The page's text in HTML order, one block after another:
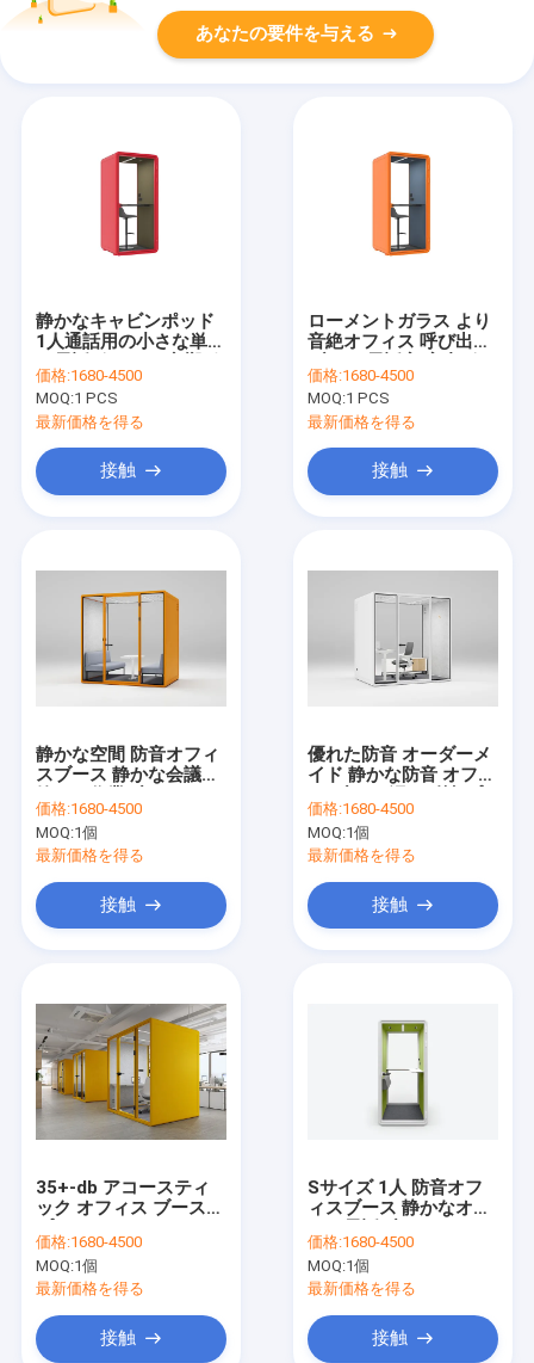
製品
ビデオ
VRショー
品質管理
連絡 ください
あなたの要件を与える
静かなキャビンポッド
1人通話用の小さな単一
ッド 騒音削減
価格:1680-4500
MOQ:1 PCS
最新価格を得る
接触
ローメントガラス より
音絶オフィス 呼び出し
クス
価格:1680-4500
MOQ:1 PCS
最新価格を得る
接触
静かな空間 防音オフィ
スブース 静かな会議室
価格:1680-4500
MOQ:1個
最新価格を得る
接触
優れた防音 オーダーメ
イド 静かな防音 オフィ
ライベート オフィス ブ
ース
価格:1680-4500
MOQ:1個
最新価格を得る
接触
35+-db アコースティ
ック オフィス ブース
防音 ミーティング ブー
ス 各種サイズ
価格:1680-4500
MOQ:1個
最新価格を得る
接触
Sサイズ 1人 防音オフ
ィスブース 静かなオフ
価格:1680-4500
MOQ:1個
最新価格を得る
接触